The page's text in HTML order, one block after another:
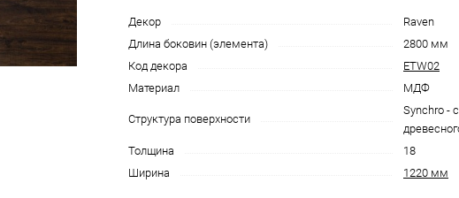
Декор
Raven
Длина боковин (элемента)
2800 мм
Код декора
ETW02
Материал
МДФ
Структура поверхности
Synchro -
Толщина
18
Ширина
1220 мм